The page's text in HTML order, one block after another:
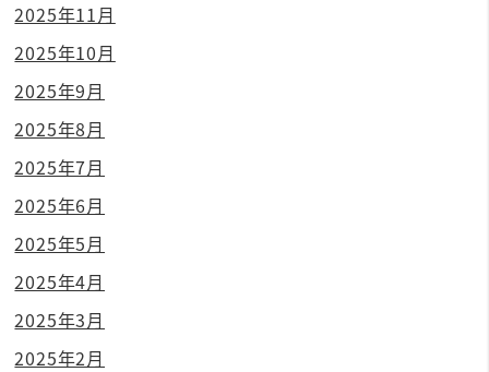
2025年11月
2025年10月
2025年9月
2025年8月
2025年7月
2025年6月
2025年5月
2025年4月
2025年3月
2025年2月